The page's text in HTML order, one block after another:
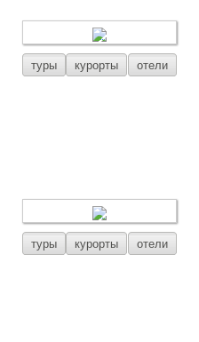
туры курорты отели
туры курорты отели